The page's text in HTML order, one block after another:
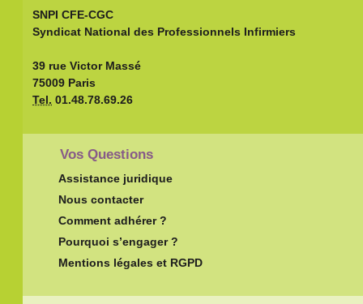
SNPI CFE-CGC
Syndicat National des Professionnels Infirmiers
39 rue Victor Massé
75009 Paris
Tel. 01.48.78.69.26
Vos Questions
Assistance juridique
Nous contacter
Comment adhérer ?
Pourquoi s’engager ?
Mentions légales et RGPD